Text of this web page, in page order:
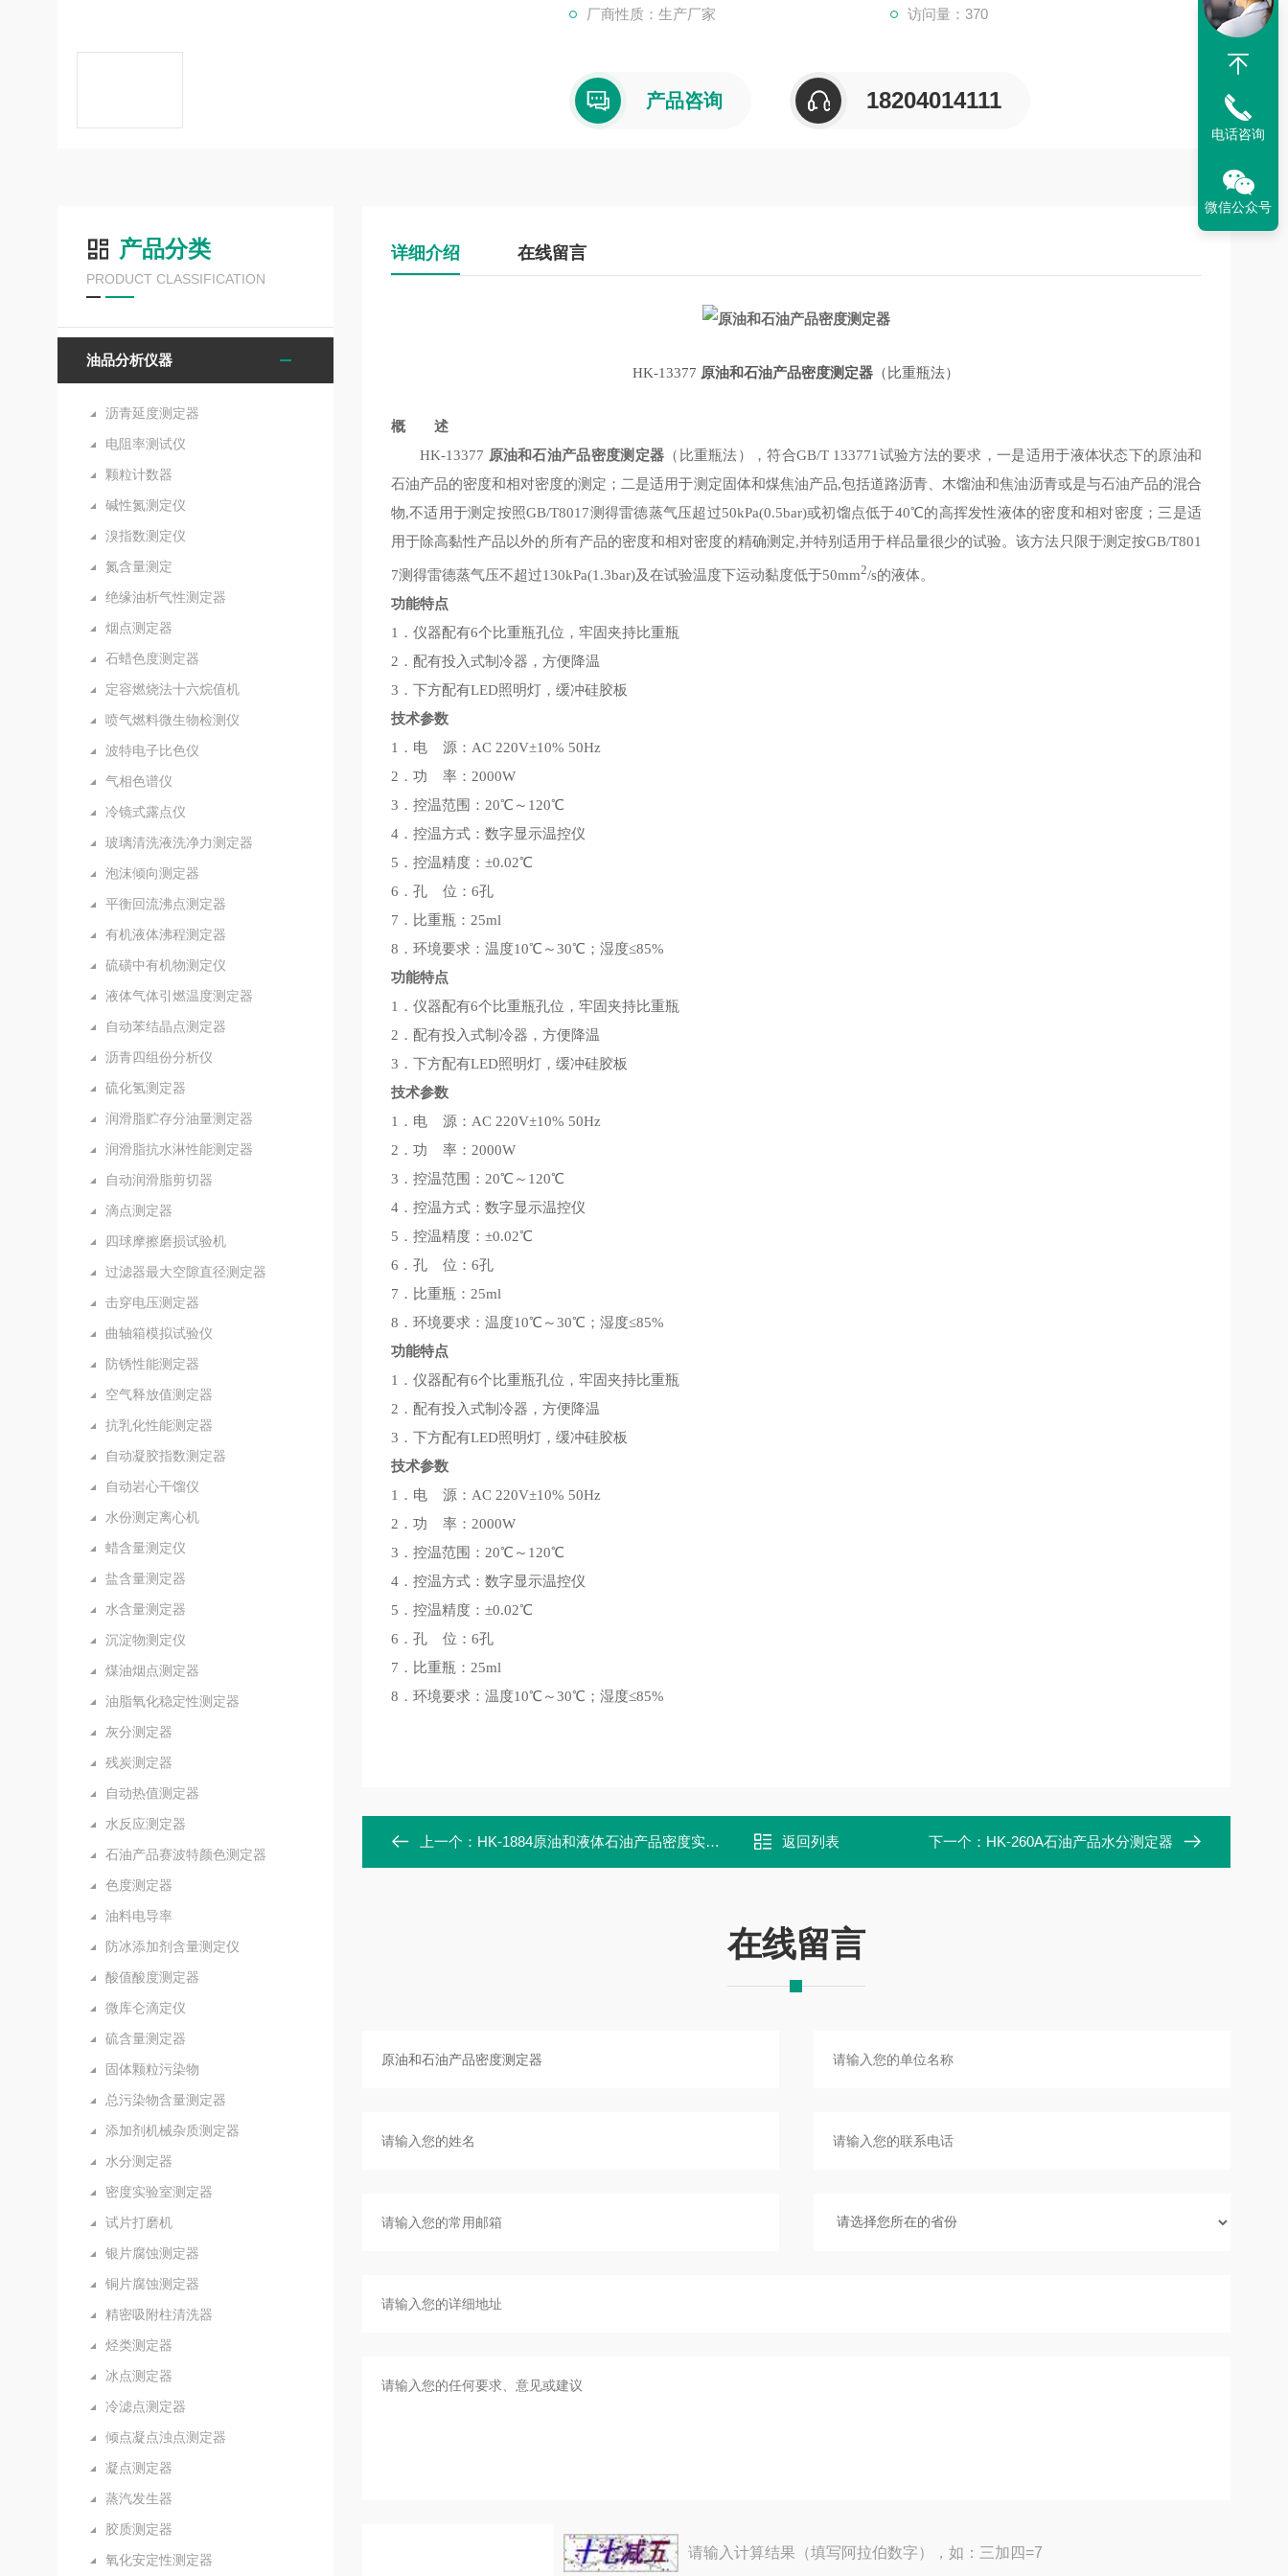
厂商性质：生产厂家 访问量：370
产品咨询 18204014111
产品分类
PRODUCT CLASSIFICATION
油品分析仪器
沥青延度测定器
电阻率测试仪
颗粒计数器
碱性氮测定仪
溴指数测定仪
氮含量测定
绝缘油析气性测定器
烟点测定器
石蜡色度测定器
定容燃烧法十六烷值机
喷气燃料微生物检测仪
波特电子比色仪
气相色谱仪
冷镜式露点仪
玻璃清洗液洗净力测定器
泡沫倾向测定器
平衡回流沸点测定器
有机液体沸程测定器
硫磺中有机物测定仪
液体气体引燃温度测定器
自动苯结晶点测定器
沥青四组份分析仪
硫化氢测定器
润滑脂贮存分油量测定器
润滑脂抗水淋性能测定器
自动润滑脂剪切器
滴点测定器
四球摩擦磨损试验机
过滤器最大空隙直径测定器
击穿电压测定器
曲轴箱模拟试验仪
防锈性能测定器
空气释放值测定器
抗乳化性能测定器
自动凝胶指数测定器
自动岩心干馏仪
水份测定离心机
蜡含量测定仪
盐含量测定器
水含量测定器
沉淀物测定仪
煤油烟点测定器
油脂氧化稳定性测定器
灰分测定器
残炭测定器
自动热值测定器
水反应测定器
石油产品赛波特颜色测定器
色度测定器
油料电导率
防冰添加剂含量测定仪
酸值酸度测定器
微库仑滴定仪
硫含量测定器
固体颗粒污染物
总污染物含量测定器
添加剂机械杂质测定器
水分测定器
密度实验室测定器
试片打磨机
银片腐蚀测定器
铜片腐蚀测定器
精密吸附柱清洗器
烃类测定器
冰点测定器
冷滤点测定器
倾点凝点浊点测定器
凝点测定器
蒸汽发生器
胶质测定器
氧化安定性测定器
详细介绍 在线留言
HK-13377 原油和石油产品密度测定器 （比重瓶法）
概 述
HK-13377 原油和石油产品密度测定器 （比重瓶法），符合GB/T 133771试验方法的要求，一是适用于液体状态下的原油和
石油产品的密度和相对密度的测定；二是适用于测定固体和煤焦油产品,包括道路沥青、木馏油和焦油沥青或是与石油产品的混合
物,不适用于测定按照GB/T8017测得雷德蒸气压超过50kPa(0.5bar)或初馏点低于40℃的高挥发性液体的密度和相对密度；三是适
用于除高黏性产品以外的所有产品的密度和相对密度的精确测定,并特别适用于样品量很少的试验。该方法只限于测定按GB/T801
7测得雷德蒸气压不超过130kPa(1.3bar)及在试验温度下运动黏度低于50mm2/s的液体。
功能特点
1．仪器配有6个比重瓶孔位，牢固夹持比重瓶
2．配有投入式制冷器，方便降温
3．下方配有LED照明灯，缓冲硅胶板
技术参数
1．电 源：AC 220V±10% 50Hz
2．功 率：2000W
3．控温范围：20℃～120℃
4．控温方式：数字显示温控仪
5．控温精度：±0.02℃
6．孔 位：6孔
7．比重瓶：25ml
8．环境要求：温度10℃～30℃；湿度≤85%
功能特点
1．仪器配有6个比重瓶孔位，牢固夹持比重瓶
2．配有投入式制冷器，方便降温
3．下方配有LED照明灯，缓冲硅胶板
技术参数
1．电 源：AC 220V±10% 50Hz
2．功 率：2000W
3．控温范围：20℃～120℃
4．控温方式：数字显示温控仪
5．控温精度：±0.02℃
6．孔 位：6孔
7．比重瓶：25ml
8．环境要求：温度10℃～30℃；湿度≤85%
功能特点
1．仪器配有6个比重瓶孔位，牢固夹持比重瓶
2．配有投入式制冷器，方便降温
3．下方配有LED照明灯，缓冲硅胶板
技术参数
1．电 源：AC 220V±10% 50Hz
2．功 率：2000W
3．控温范围：20℃～120℃
4．控温方式：数字显示温控仪
5．控温精度：±0.02℃
6．孔 位：6孔
7．比重瓶：25ml
8．环境要求：温度10℃～30℃；湿度≤85%
上一个： HK-1884原油和液体石油产品密度实验室测定器 返回列表 下一个： HK-260A石油产品水分测定器
在线留言
请输入计算结果（填写阿拉伯数字），如：三加四=7
电话咨询
微信公众号